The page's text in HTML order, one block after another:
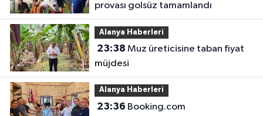
provası golsüz tamamlandı
Alanya Haberleri
23:38
müjdesi
Alanya Haberleri
23:36